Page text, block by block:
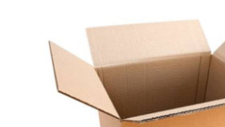
AJOUTER AU PANIER